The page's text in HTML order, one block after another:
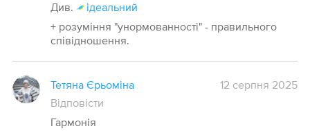
Див.
ідеальний
+ розуміння "унормованності" - правильного
співідношення.
Тетяна Єрьоміна
12 серпня 2025
Відповісти
Гармонія